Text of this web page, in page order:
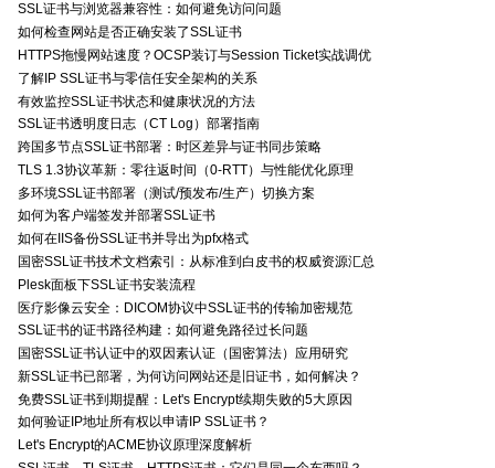
SSL证书与浏览器兼容性：如何避免访问问题
如何检查网站是否正确安装了SSL证书
HTTPS拖慢网站速度？OCSP装订与Session Ticket实战调优
了解IP SSL证书与零信任安全架构的关系
有效监控SSL证书状态和健康状况的方法
SSL证书透明度日志（CT Log）部署指南
跨国多节点SSL证书部署：时区差异与证书同步策略
TLS 1.3协议革新：零往返时间（0-RTT）与性能优化原理
多环境SSL证书部署（测试/预发布/生产）切换方案
如何为客户端签发并部署SSL证书
如何在IIS备份SSL证书并导出为pfx格式
国密SSL证书技术文档索引：从标准到白皮书的权威资源汇总
Plesk面板下SSL证书安装流程
医疗影像云安全：DICOM协议中SSL证书的传输加密规范
SSL证书的证书路径构建：如何避免路径过长问题
国密SSL证书认证中的双因素认证（国密算法）应用研究
新SSL证书已部署，为何访问网站还是旧证书，如何解决？
免费SSL证书到期提醒：Let's Encrypt续期失败的5大原因
如何验证IP地址所有权以申请IP SSL证书？
Let's Encrypt的ACME协议原理深度解析